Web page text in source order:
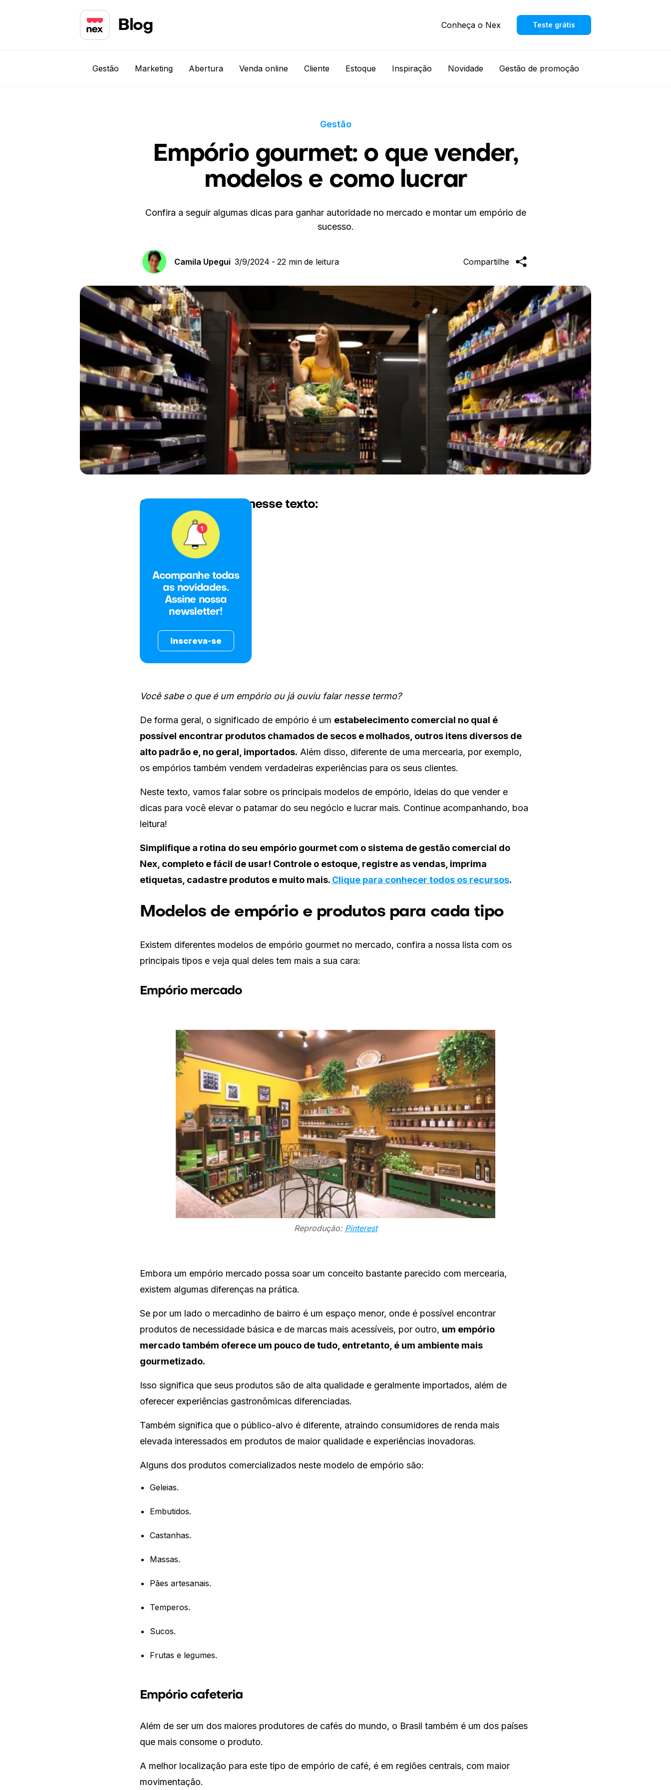
Blog Conheça o Nex Teste grátis
Gestão Marketing Abertura Venda online Cliente Estoque Inspiração Novidade Gestão de promoção
Gestão
Empório gourmet: o que vender,
modelos e como lucrar
Confira a seguir algumas dicas para ganhar autoridade no mercado e montar um empório de
sucesso.
Camila Upegui 3/9/2024 - 22 min de leitura Compartilhe
Acompanhe todas
as novidades.
Assine nossa
newsletter!
Inscreva-se
O que você vai ver nesse texto:
Você sabe o que é um empório ou já ouviu falar nesse termo?
De forma geral, o significado de empório é um estabelecimento comercial no qual é
possível encontrar produtos chamados de secos e molhados, outros itens diversos de
alto padrão e, no geral, importados. Além disso, diferente de uma mercearia, por exemplo,
os empórios também vendem verdadeiras experiências para os seus clientes.
Neste texto, vamos falar sobre os principais modelos de empório, ideias do que vender e
dicas para você elevar o patamar do seu negócio e lucrar mais. Continue acompanhando, boa
leitura!
Simplifique a rotina do seu empório gourmet com o sistema de gestão comercial do
Nex, completo e fácil de usar! Controle o estoque, registre as vendas, imprima
etiquetas, cadastre produtos e muito mais. Clique para conhecer todos os recursos.
Modelos de empório e produtos para cada tipo
Existem diferentes modelos de empório gourmet no mercado, confira a nossa lista com os
principais tipos e veja qual deles tem mais a sua cara:
Empório mercado
Reprodução: Pinterest
Embora um empório mercado possa soar um conceito bastante parecido com mercearia,
existem algumas diferenças na prática.
Se por um lado o mercadinho de bairro é um espaço menor, onde é possível encontrar
produtos de necessidade básica e de marcas mais acessíveis, por outro, um empório
mercado também oferece um pouco de tudo, entretanto, é um ambiente mais
gourmetizado.
Isso significa que seus produtos são de alta qualidade e geralmente importados, além de
oferecer experiências gastronômicas diferenciadas.
Também significa que o público-alvo é diferente, atraindo consumidores de renda mais
elevada interessados em produtos de maior qualidade e experiências inovadoras.
Alguns dos produtos comercializados neste modelo de empório são:
Geleias.
Embutidos.
Castanhas.
Massas.
Pães artesanais.
Temperos.
Sucos.
Frutas e legumes.
Empório cafeteria
Além de ser um dos maiores produtores de cafés do mundo, o Brasil também é um dos países
que mais consome o produto.
A melhor localização para este tipo de empório de café, é em regiões centrais, com maior
movimentação.